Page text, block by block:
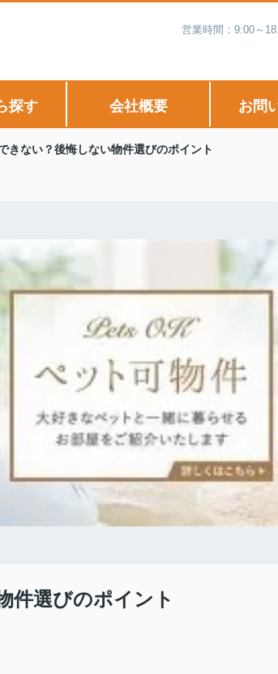
営業時間：9:00～
探す 会社概要 お問
きない？後悔しない物件選びのポイント
件選びのポイント